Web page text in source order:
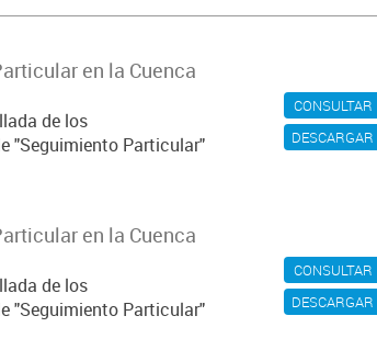
CONSULTAR
DESCARGAR
en la Cuenca
de los
"Seguimiento Particular"
CONSULTAR
DESCARGAR
en la Cuenca
de los
"Seguimiento Particular"